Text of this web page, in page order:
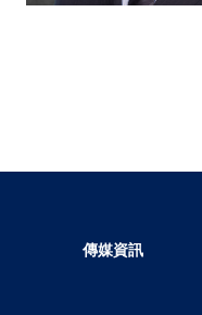
傳媒資訊